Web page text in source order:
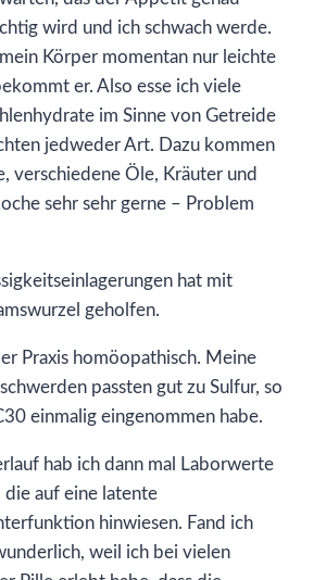
wird und ich schwach werde.
Körper momentan nur leichte
er. Also esse ich viele
im Sinne von Getreide
jedweder Art. Dazu kommen
verschiedene Öle, Kräuter und
sehr sehr gerne – Problem
hat mit
geholfen.
Praxis homöopathisch. Meine
passten gut zu Sulfur, so
einmalig eingenommen habe.
hab ich dann mal Laborwerte
die auf eine latente
hinwiesen. Fand ich
weil ich bei vielen